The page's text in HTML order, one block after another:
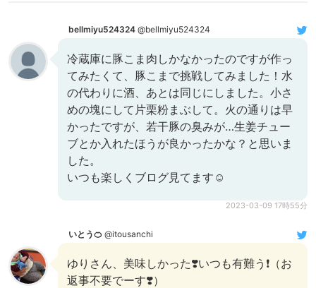
bellmiyu524324 @bellmiyu524324
冷蔵庫に豚こま肉しかなかったのですが作っ
てみたくて、豚こまで挑戦してみました！水
の代わりに酒、あとは同じにしました。小さ
めの塊にして片栗粉まぶして。火の通りは早
かったですが、若干豚の臭みが…生姜チュー
ブとか入れたほうが良かったかな？と思いま
した。
いつも楽しくブログ見てます☺️
2023-03-09 17時55分
いとう🍊 @itousanchi
ゆりさん、美味しかった❣️いつも有難う❗️（お
返事不要でーす❣️）